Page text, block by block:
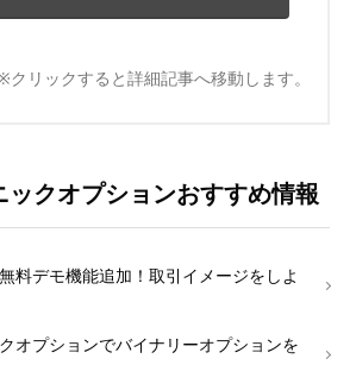
クリックすると詳細記事へ移動します。
ックオプションおすすめ情報
料デモ機能追加！取引イメージをしよ
オプションでバイナリーオプションを